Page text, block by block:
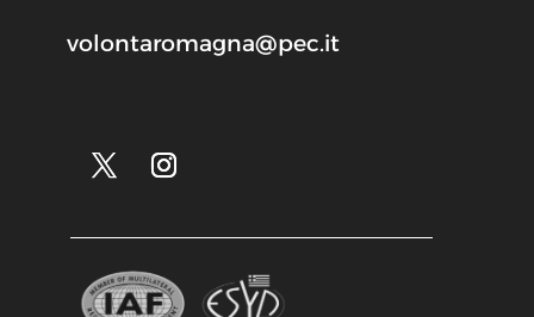
volontaromagna@pec.it